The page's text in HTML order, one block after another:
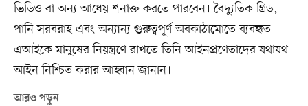
ভিডিও বা অন্য আধেয় শনাক্ত করতে পারবেন। বৈদ্যুতিক গ্রিড,
পানি সরবরাহ এবং অন্যান্য গুরুত্বপূর্ণ অবকাঠামোতে ব্যবহৃত
এআইকে মানুষের নিয়ন্ত্রণে রাখতে তিনি আইনপ্রণেতাদের যথাযথ
আইন নিশ্চিত করার আহ্বান জানান।
আরও পড়ুন